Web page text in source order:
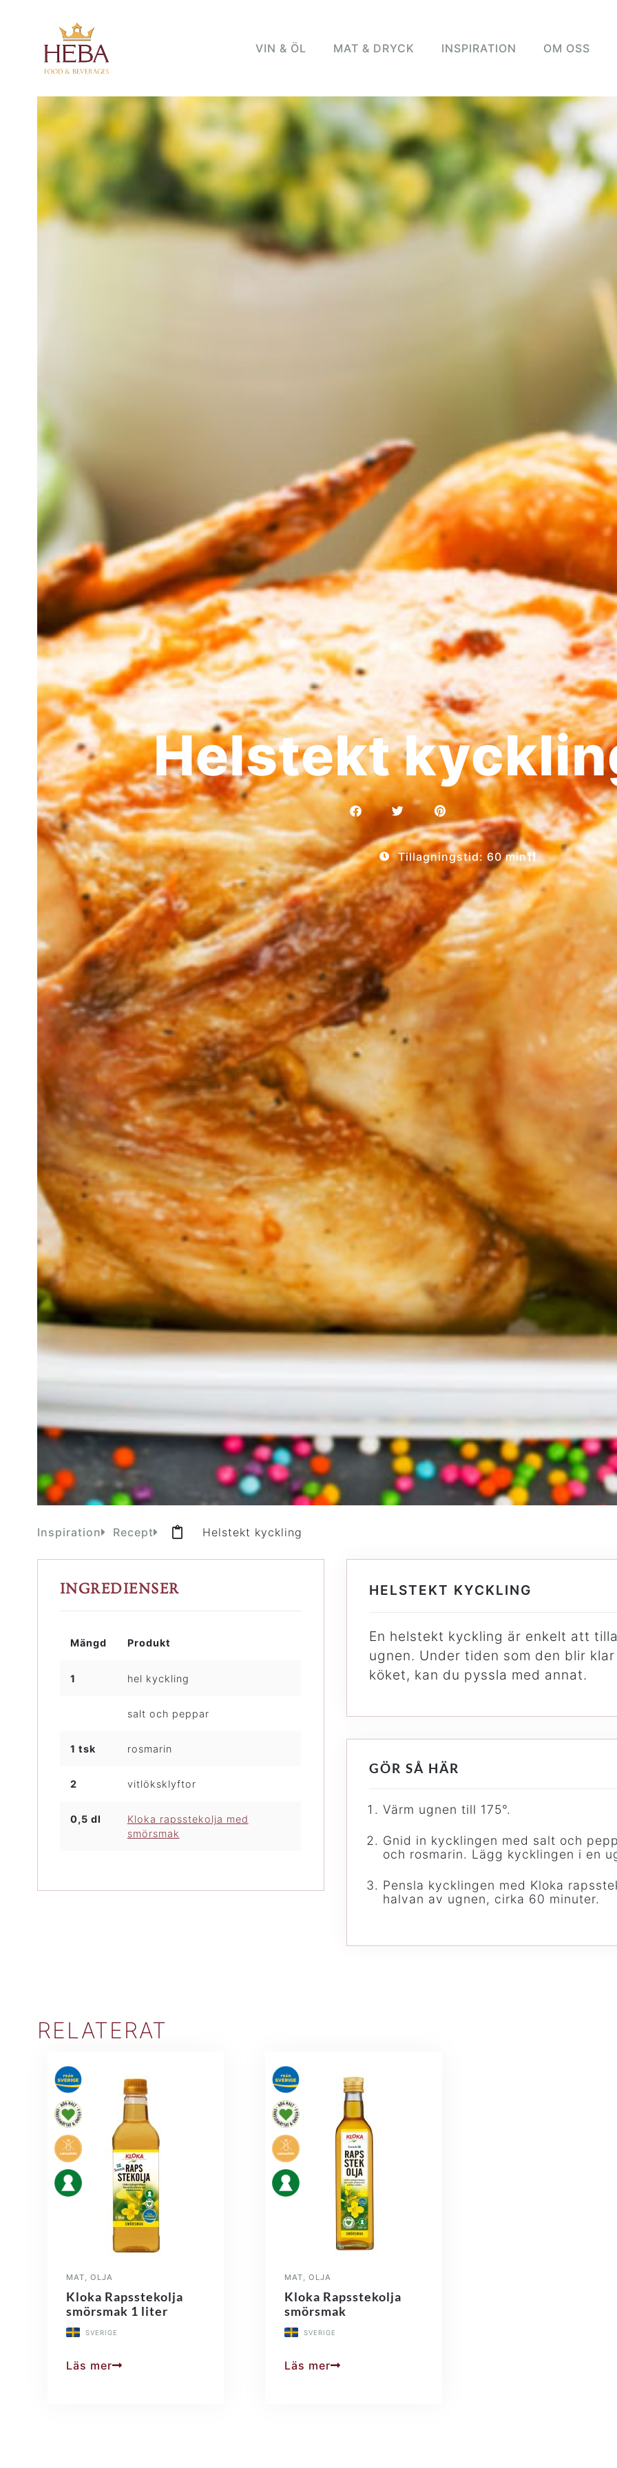
VIN & ÖL MAT & DRYCK INSPIRATION OM OSS
Helstekt
Tillagningstid: 60 min
Inspiration Recept Helstekt kyckling
INGREDIENSER
Mängd Produkt
1 hel kyckling
salt och peppar
1 tsk rosmarin
2 vitlöksklyftor
0,5 dl
Kloka rapsstekolja med
smörsmak
HELSTEKT KYCKLING
En helstekt kyckling är enkelt att
ugnen. Under tiden som den blir
köket, kan du pyssla med annat.
GÖR SÅ HÄR
Värm ugnen till 175°.
Gnid in kycklingen med salt och
och rosmarin. Lägg kycklingen i en
Pensla kycklingen med Kloka
halvan av ugnen, cirka 60 minuter.
RELATERAT
MAT, OLJA
Kloka Rapsstekolja
smörsmak 1 liter
SVERIGE
Läs mer
MAT, OLJA
Kloka Rapsstekolja
smörsmak
SVERIGE
Läs mer